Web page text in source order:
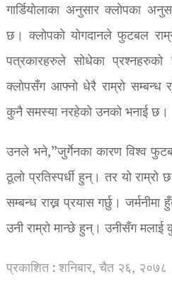
गार्डियोलाका अनुसार क्लोपका
छ। क्लोपको योगदानले फुटबल
पत्रकारहरुले सोधेका प्रश्नहरुको
क्लोपसँग आफ्नो धेरै राम्रो
कुनै समस्या नरहेको उनको भनाई छ।
उनले भने,”जुर्गेनका कारण विश्व
ठूलो प्रतिस्पर्धी हुन्। तर यो
सम्बन्ध राख्न प्रयास गर्छु। जर्मनीमा
उनी राम्रो मान्छे हुन्। उनीसँग
प्रकाशित : शनिबार, चैत २६, २०७८